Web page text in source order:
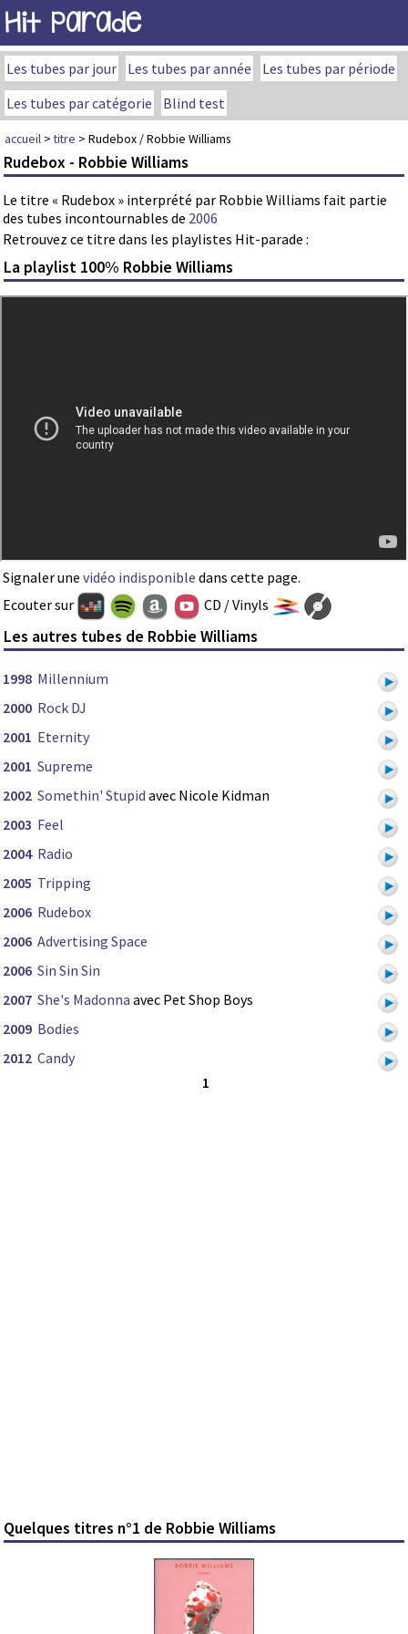
Hit Parade
Les tubes par jour Les tubes par année
Les tubes par période
Les tubes par catégorie
Blind test
accueil >titre > Rudebox / Robbie Williams
Rudebox - Robbie Williams
Le titre « Rudebox » interprété par Robbie Williams fait partie
des tubes incontournables de 2006
Retrouvez ce titre dans les playlistes Hit-parade :
La playlist 100% Robbie Williams
Signaler une vidéo indisponible dans cette page.
Ecouter sur
CD / Vinyls
Les autres tubes de Robbie Williams
1998 Millennium
2000 Rock DJ
2001 Eternity
2001 Supreme
2002 Somethin' Stupid avec Nicole Kidman
2003 Feel
2004 Radio
2005 Tripping
2006 Rudebox
2006 Advertising Space
2006 Sin Sin Sin
2007 She's Madonna avec Pet Shop Boys
2009 Bodies
2012 Candy
1
Quelques titres n°1 de Robbie Williams